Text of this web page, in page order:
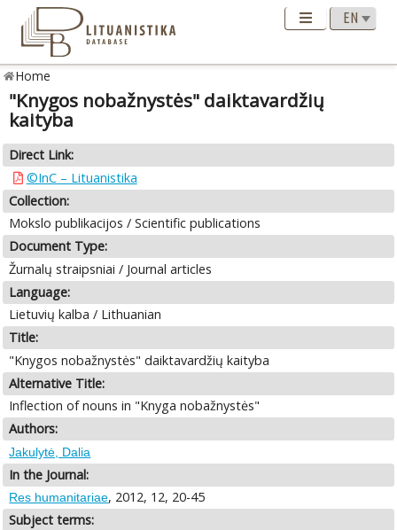
Home
"Knygos nobažnystės" daiktavardžių
kaityba
Direct Link:
©InC – Lituanistika
Collection:
Mokslo publikacijos / Scientific publications
Document Type:
Žurnalų straipsniai / Journal articles
Language:
Lietuvių kalba / Lithuanian
Title:
"Knygos nobažnystės" daiktavardžių kaityba
Alternative Title:
Inflection of nouns in "Knyga nobažnystės"
Authors:
Jakulytė, Dalia
In the Journal:
Res humanitariae, 2012, 12, 20-45
Subject terms: